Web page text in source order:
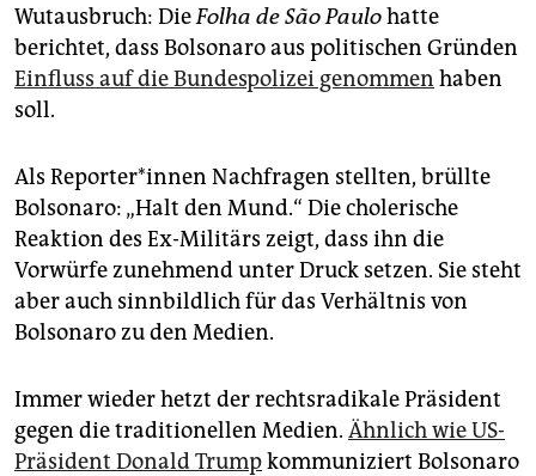
Wutausbruch: DieFolha de São Paulohatte
berichtet, dass Bolsonaro aus politischen Gründen
Einfluss auf die Bundespolizei genommen haben
soll.
Als Reporter*innen Nachfragen stellten, brüllte
Bolsonaro: „Halt den Mund.“ Die cholerische
Reaktion des Ex-Militärs zeigt, dass ihn die
Vorwürfe zunehmend unter Druck setzen. Sie steht
aber auch sinnbildlich für das Verhältnis von
Bolsonaro zu den Medien.
Immer wieder hetzt der rechtsradikale Präsident
gegen die traditionellen Medien. Ähnlich wie US-
Präsident Donald Trumpkommuniziert Bolsonaro